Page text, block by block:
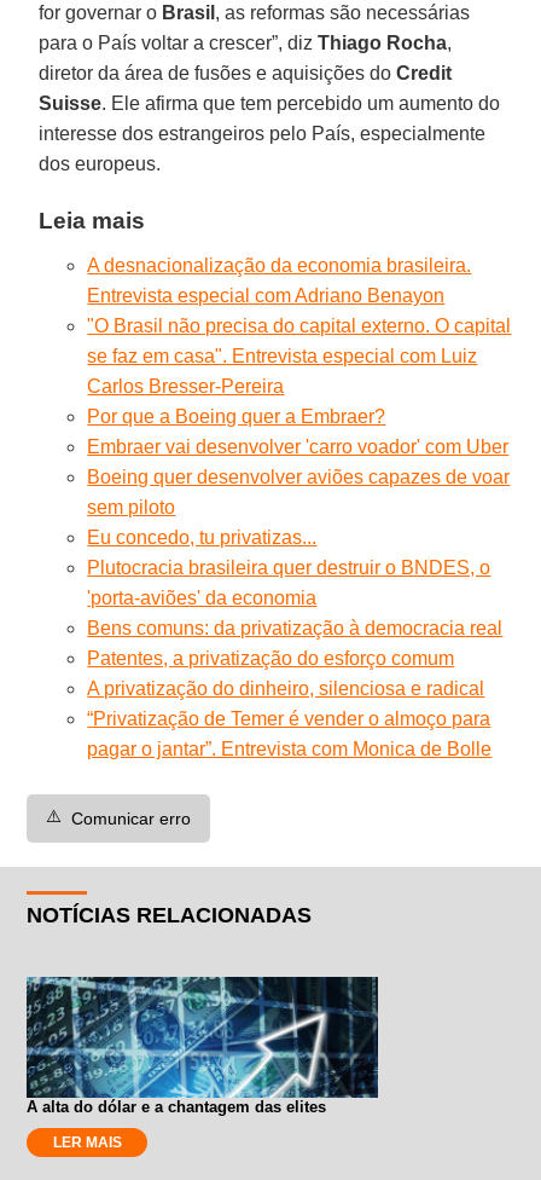
for governar o Brasil , as reformas são necessárias
para o País voltar a crescer”, dizThiago Rocha,
diretor da área de fusões e aquisições do Credit
Suisse. Ele afirma que tem percebido um aumento do
interesse dos estrangeiros pelo País, especialmente
dos europeus.
Leia mais
A desnacionalização da economia brasileira.
Entrevista especial com Adriano Benayon
"O Brasil não precisa do capital externo. O capital
se faz em casa". Entrevista especial com Luiz
Carlos Bresser-Pereira
Por que a Boeing quer a Embraer?
Embraer vai desenvolver 'carro voador' com Uber
Boeing quer desenvolver aviões capazes de voar
sem piloto
Eu concedo, tu privatizas...
Plutocracia brasileira quer destruir o BNDES, o
'porta-aviões' da economia
Bens comuns: da privatização à democracia real
Patentes, a privatização do esforço comum
A privatização do dinheiro, silenciosa e radical
“Privatização de Temer é vender o almoço para
pagar o jantar”. Entrevista com Monica de Bolle
⚠️ Comunicar erro
NOTÍCIAS RELACIONADAS
A alta do dólar e a chantagem das elites
LER MAIS